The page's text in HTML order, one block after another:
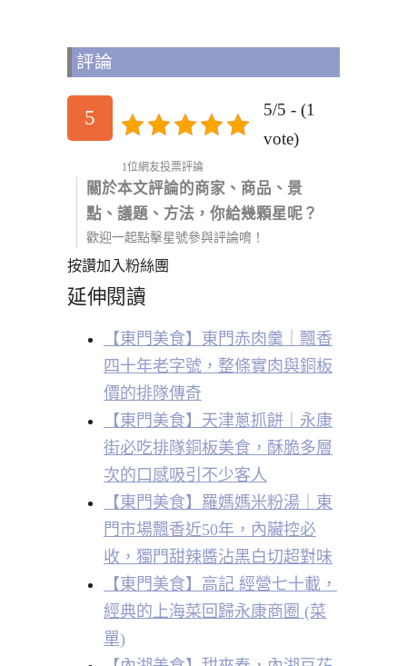
評論
5
5/5 - (1
vote)
1位網友投票評論
關於本文評論的商家、商品、景
點、議題、方法，你給幾顆星呢？
歡迎一起點擊星號參與評論唷！
按讚加入粉絲團
延伸閱讀
【東門美食】東門赤肉羹｜飄香
四十年老字號，整條實肉與銅板
價的排隊傳奇
【東門美食】天津蔥抓餅｜永康
街必吃排隊銅板美食，酥脆多層
次的口感吸引不少客人
【東門美食】羅媽媽米粉湯｜東
門市場飄香近50年，內臟控必
收，獨門甜辣醬沾黑白切超對味
【東門美食】高記 經營七十載，
經典的上海菜回歸永康商圈 (菜
單)